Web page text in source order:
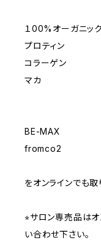
１00%オーガニック
プロティン
コラーゲン
マカ
BE-MAX
fromco2
をオンラインでも
⭐︎サロン専売品は
い合わせ下さい。